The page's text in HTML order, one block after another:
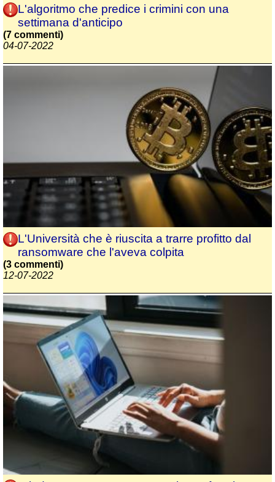
L'algoritmo che predice i crimini con una
settimana d'anticipo
(7 commenti)
04-07-2022
L'Università che è riuscita a trarre profitto dal
ransomware che l'aveva colpita
(3 commenti)
12-07-2022